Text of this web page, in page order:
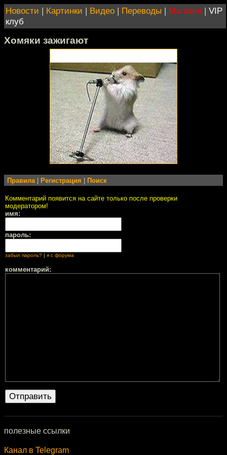
Новости | Картинки | Видео | Переводы | Магазин | VIP
клуб
Хомяки зажигают
Правила Регистрация Поиск
Комментарий появится на сайте только после проверки
модератором!
имя:
пароль:
забыл пароль? | я с форума
комментарий:
полезные ссылки
Канал в Telegram